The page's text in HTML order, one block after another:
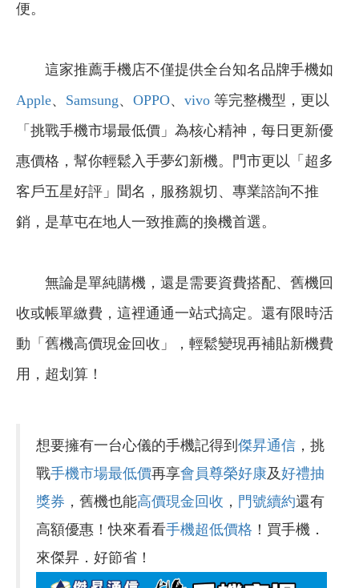
便。
這家推薦手機店不僅提供全台知名品牌手機如
Apple、 Samsung、 OPPO、 vivo 等完整機型，更以
「挑戰手機市場最低價」為核心精神，每日更新優
惠價格，幫你輕鬆入手夢幻新機。門市更以「超多
客戶五星好評」聞名，服務親切、專業諮詢不推
銷，是草屯在地人一致推薦的換機首選。
無論是單純購機，還是需要資費搭配、舊機回
收或帳單繳費，這裡通通一站式搞定。還有限時活
動「舊機高價現金回收」，輕鬆變現再補貼新機費
用，超划算！
想要擁有一台心儀的手機記得到傑昇通信 ，挑
戰手機市場最低價再享會員尊榮好康及好禮抽
獎券 ，舊機也能高價現金回收 ， 門號續約還有
高額優惠！快來看看手機超低價格 ！買手機．
來傑昇．好節省！